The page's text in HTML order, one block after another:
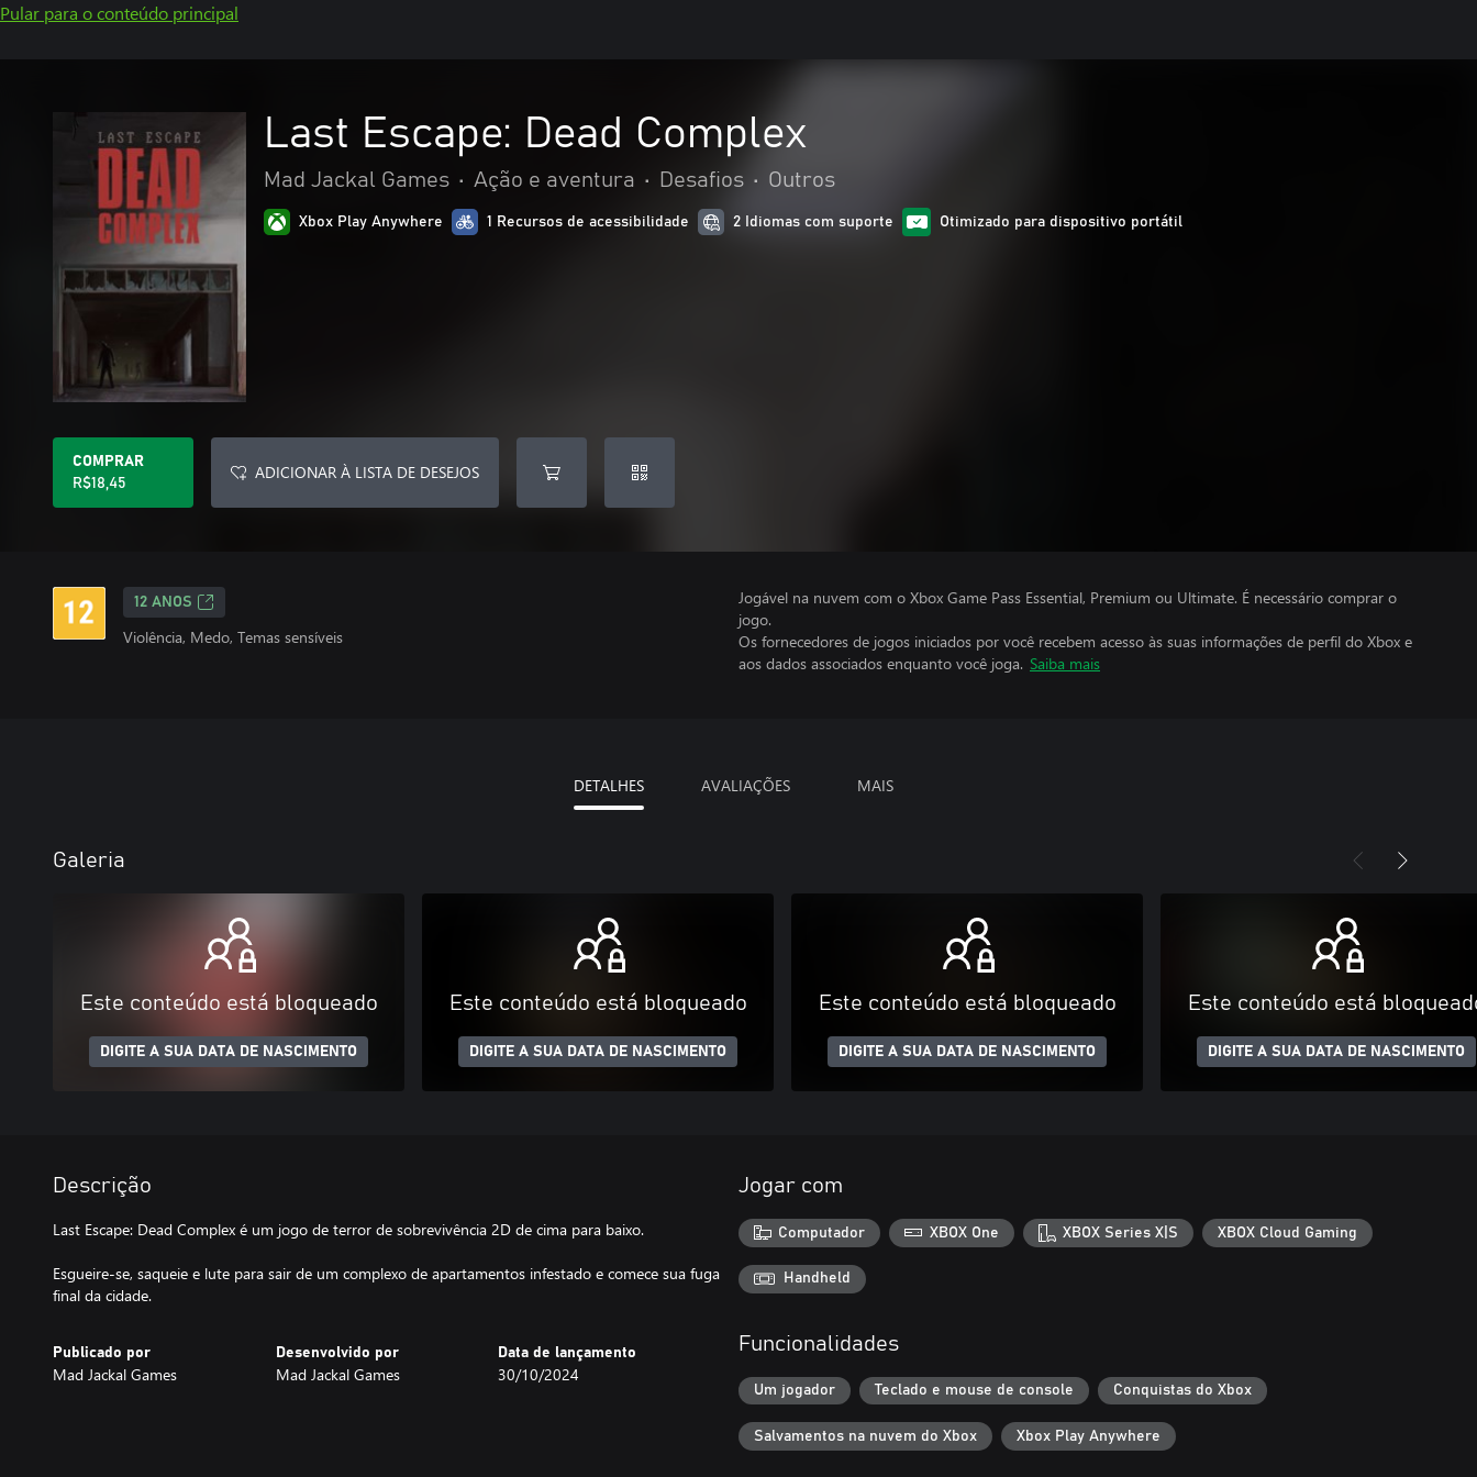
Pular para o conteúdo principal
Last Escape: Dead Complex
Mad Jackal Games • Ação e aventura • Desafios • Outros
Xbox Play Anywhere 1 Recursos de acessibilidade 2 Idiomas com suporte Otimizado para dispositivo portátil
COMPRAR
R$18,45
ADICIONAR À LISTA DE DESEJOS
12 ANOS
Violência, Medo, Temas sensíveis
Jogável na nuvem com o Xbox Game Pass Essential, Premium ou Ultimate. É necessário comprar o
jogo.
Os fornecedores de jogos iniciados por você recebem acesso às suas informações de perfil do Xbox e
aos dados associados enquanto você joga. Saiba mais
DETALHES AVALIAÇÕES MAIS
Galeria
Este conteúdo está bloqueado
DIGITE A SUA DATA DE NASCIMENTO
Este conteúdo está bloqueado
DIGITE A SUA DATA DE NASCIMENTO
Este conteúdo está bloqueado
DIGITE A SUA DATA DE NASCIMENTO
Este conteúdo está
DIGITE A SUA DATA DE NASCIMENTO
Descrição
Last Escape: Dead Complex é um jogo de terror de sobrevivência 2D de cima para baixo.
Esgueire-se, saqueie e lute para sair de um complexo de apartamentos infestado e comece sua fuga
final da cidade.
Publicado por
Mad Jackal Games
Desenvolvido por
Mad Jackal Games
Data de lançamento
30/10/2024
Jogar com
Computador XBOX One XBOX Series X|S XBOX Cloud Gaming
Handheld
Funcionalidades
Um jogador Teclado e mouse de console Conquistas do Xbox
Salvamentos na nuvem do Xbox Xbox Play Anywhere